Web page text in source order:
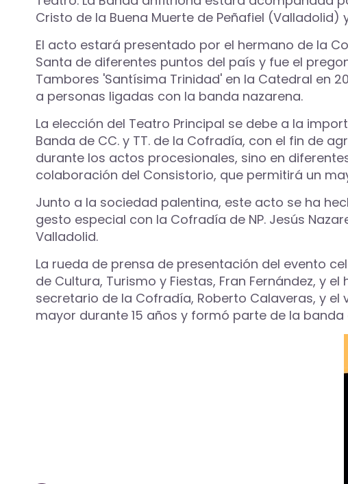
Cristo de la Buena Muerte de Peñafiel
El acto estará presentado por el hermano de la
Santa de diferentes puntos del país y fue el
Tambores 'Santísima Trinidad' en la Catedral en
a personas ligadas con la banda nazarena.
La elección del Teatro Principal se debe a la
Banda de CC. y TT. de la Cofradía, con el fin de
durante los actos procesionales, sino en
colaboración del Consistorio, que permitirá un
Junto a la sociedad palentina, este acto se ha
gesto especial con la Cofradía de NP. Jesús
Valladolid.
La rueda de prensa de presentación del evento
de Cultura, Turismo y Fiestas, Fran Fernández, y
secretario de la Cofradía, Roberto Calaveras, y
mayor durante 15 años y formó parte de la banda